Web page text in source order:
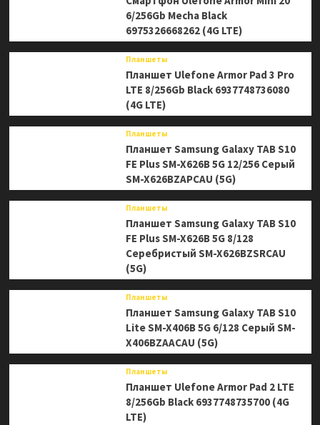
6/256Gb Mecha Black
6975326668262 (4G LTE)
Планшеты
Планшет Ulefone Armor Pad 3 Pro
LTE 8/256Gb Black 6937748736080
(4G LTE)
Планшеты
Планшет Samsung Galaxy TAB S10
FE Plus SM-X626B 5G 12/256 Серый
SM-X626BZAPCAU (5G)
Планшеты
Планшет Samsung Galaxy TAB S10
FE Plus SM-X626B 5G 8/128
Серебристый SM-X626BZSRCAU
(5G)
Планшеты
Планшет Samsung Galaxy TAB S10
Lite SM-X406B 5G 6/128 Серый SM-
X406BZAACAU (5G)
Планшеты
Планшет Ulefone Armor Pad 2 LTE
8/256Gb Black 6937748735700 (4G
LTE)